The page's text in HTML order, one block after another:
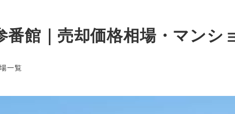
館｜売却価格相場・マンシ
一覧